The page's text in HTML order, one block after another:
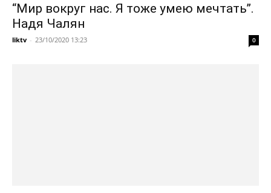
“Мир вокруг нас. Я тоже умею мечтать”.
Надя Чалян
liktv - 23/10/2020 13:23 0